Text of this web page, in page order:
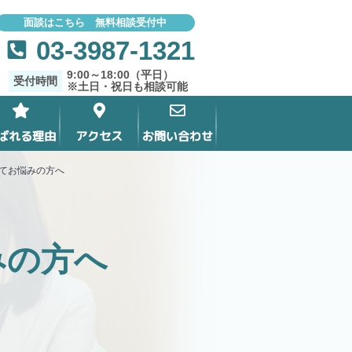
面談はこちら 無料相談受付中
03-3987-1321
受付時間
9:00～18:00（平日）
※土日・祝日も相談可能
れる理由 アクセス お問い合わせ
お悩みの方へ
方へ